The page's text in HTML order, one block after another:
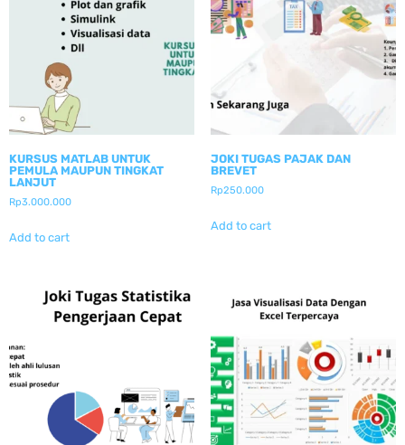
KURSUS MATLAB UNTUK
PEMULA MAUPUN TINGKAT
LANJUT
Rp3.000.000
Add to cart
JOKI TUGAS PAJAK DAN
BREVET
Rp250.000
Add to cart